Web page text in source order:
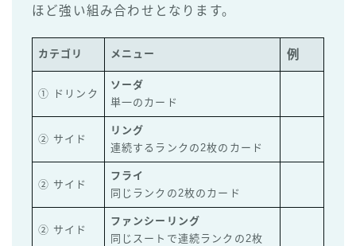
ほど強い組み合わせとなります。
カテゴリ メニュー 例
① ドリンク
ソーダ
単一のカード
② サイド
リング
連続するランクの2枚のカード
② サイド
フライ
同じランクの2枚のカード
② サイド
ファンシーリング
同じスートで連続ランクの2枚